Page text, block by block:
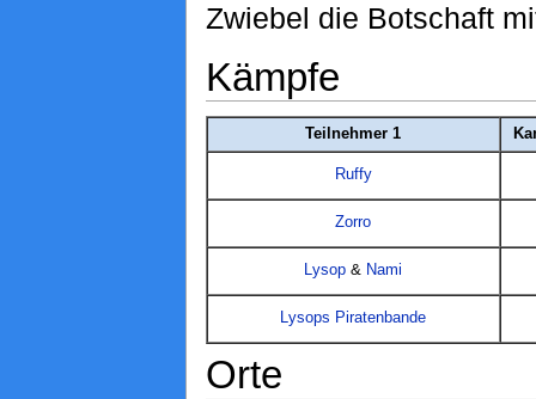
Zwiebel die Botschaft
Kämpfe
Teilnehmer 1
Ruffy
Zorro
Lysop & Nami
Lysops Piratenbande
Orte